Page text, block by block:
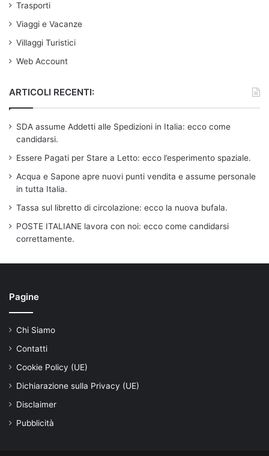
Trasporti
Viaggi e Vacanze
Villaggi Turistici
Web Account
ARTICOLI RECENTI:
SDA assume Addetti alle Spedizioni in Italia: ecco come
candidarsi.
Essere Pagati per Stare a Letto: ecco l’esperimento spaziale.
Acqua e Sapone apre nuovi punti vendita e assume personale
in tutta Italia.
Tassa sul libretto di circolazione: ecco la nuova bufala.
POSTE ITALIANE lavora con noi: ecco come candidarsi
correttamente.
Pagine
Chi Siamo
Contatti
Cookie Policy (UE)
Dichiarazione sulla Privacy (UE)
Disclaimer
Pubblicità